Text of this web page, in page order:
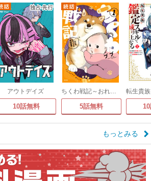
アウトデイズ
10話無料
ちくわ戦記～おれのカワイイで地球侵略～
5話無料
もっとみる